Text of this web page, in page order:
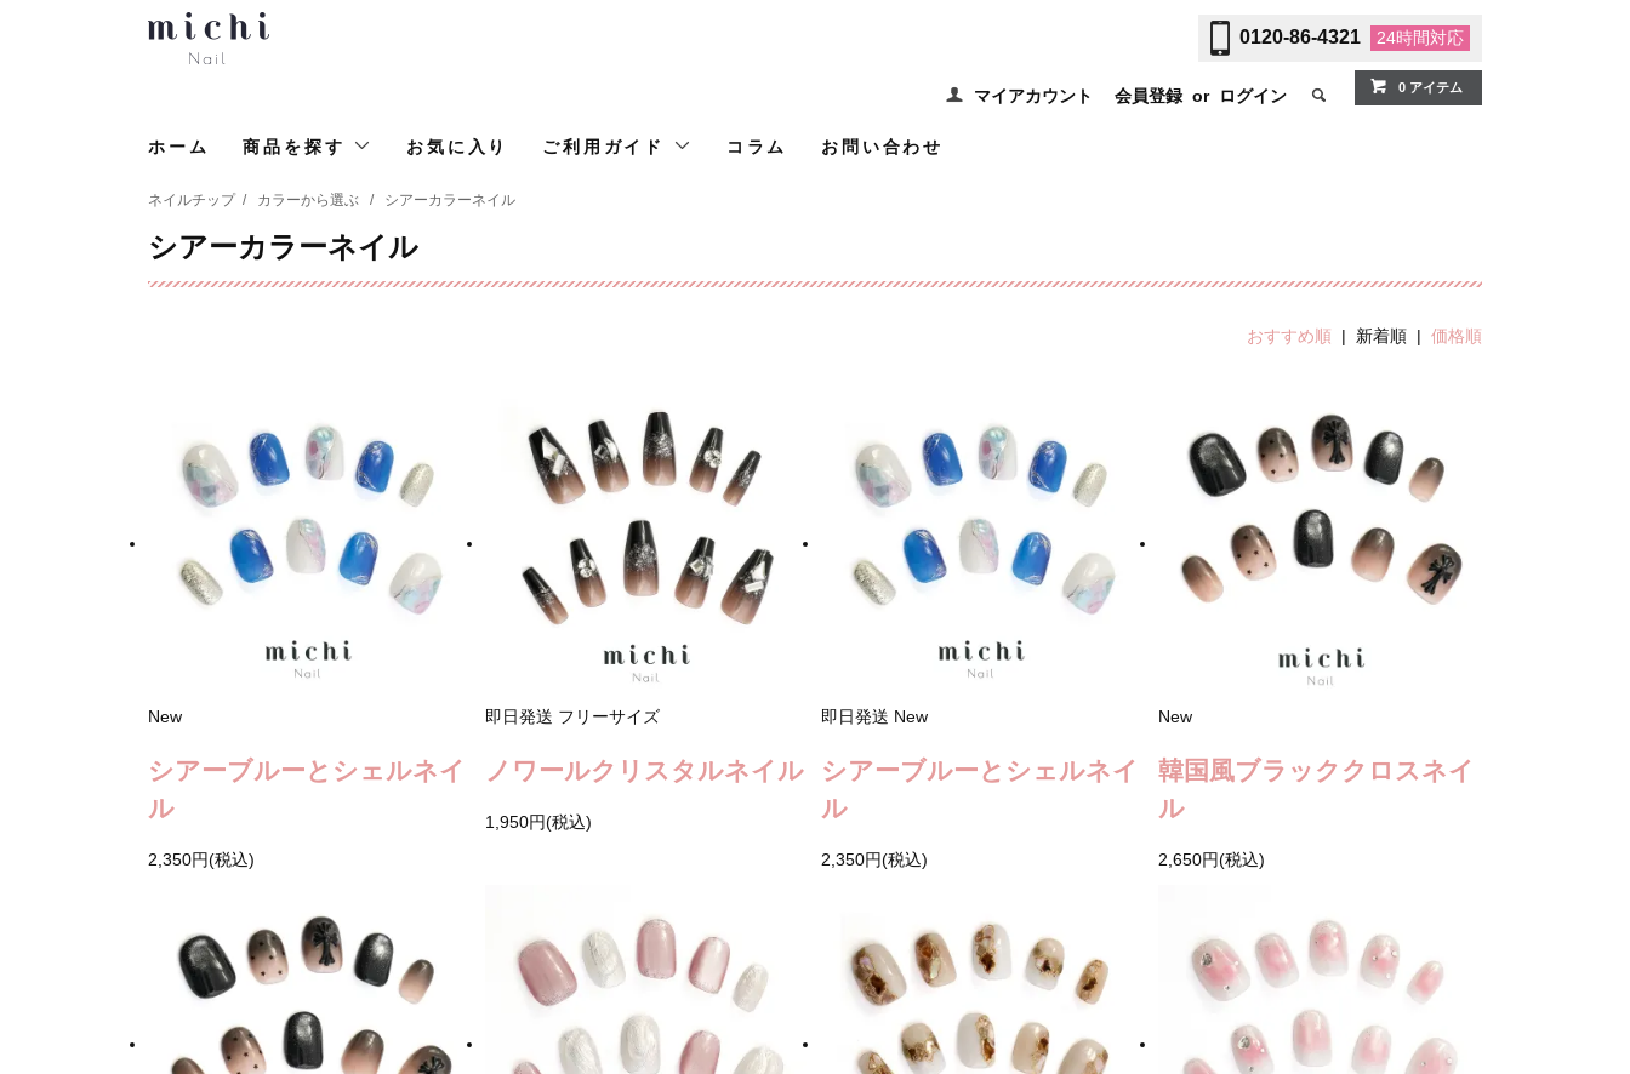
0120-86-4321 24時間対応
マイアカウント 会員登録 or ログイン 0 アイテム
ホーム 商品を探す お気に入り ご利用ガイド コラム お問い合わせ
ネイルチップ / カラーから選ぶ / シアーカラーネイル
シアーカラーネイル
おすすめ順 | 新着順 | 価格順
New
シアーブルーとシェルネイ
ル
2,350円(税込)
即日発送 フリーサイズ
ノワールクリスタルネイル
1,950円(税込)
即日発送 New
シアーブルーとシェルネイ
ル
2,350円(税込)
New
韓国風ブラッククロスネイ
ル
2,650円(税込)